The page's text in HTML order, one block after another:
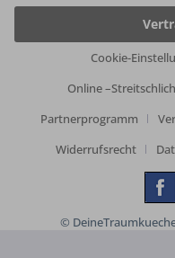
Cookie-
Online
Partnerprogramm
Widerrufsrecht
©